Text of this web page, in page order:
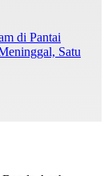
di Pantai
Satu